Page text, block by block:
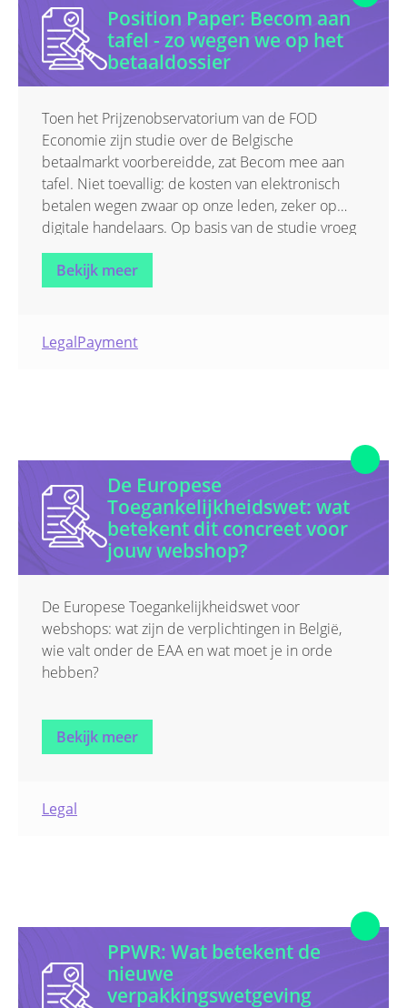
Podcasts
Replays Academy
Slidedecks
Studies & Whitepapers
Talking Points
Uncategorized
Position Paper: Becom aan
tafel - zo wegen we op het
betaaldossier
Toen het Prijzenobservatorium van de FOD
Economie zijn studie over de Belgische
betaalmarkt voorbereidde, zat Becom mee aan
tafel. Niet toevallig: de kosten van elektronisch
betalen wegen zwaar op onze leden, zeker op
digitale handelaars. Op basis van de studie vroeg
minister David Clarinval de sector om concrete
beleidsvoorstellen. Becom werkte deze position
paper uit, met vier scherpe aanbevelingen voor
Bekijk meer
LegalPayment
De Europese
Toegankelijkheidswet: wat
betekent dit concreet voor
jouw webshop?
De Europese Toegankelijkheidswet voor
webshops: wat zijn de verplichtingen in België,
wie valt onder de EAA en wat moet je in orde
hebben?
Bekijk meer
Legal
PPWR: Wat betekent de
nieuwe
verpakkingswetgeving